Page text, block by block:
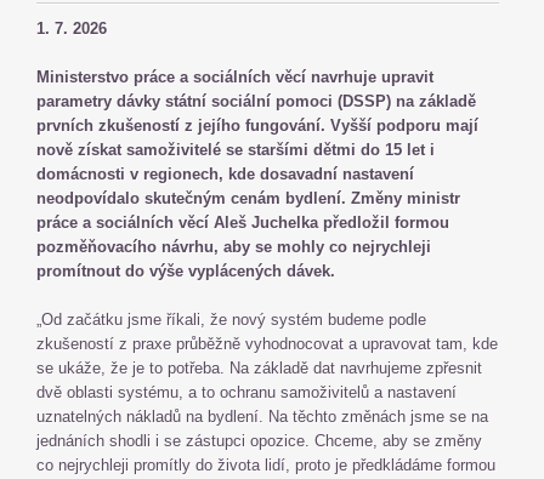
1. 7. 2026
Ministerstvo práce a sociálních věcí navrhuje upravit
parametry dávky státní sociální pomoci (DSSP) na základě
prvních zkušeností z jejího fungování. Vyšší podporu mají
nově získat samoživitelé se staršími dětmi do 15 let i
domácnosti v regionech, kde dosavadní nastavení
neodpovídalo skutečným cenám bydlení. Změny ministr
práce a sociálních věcí Aleš Juchelka předložil formou
pozměňovacího návrhu, aby se mohly co nejrychleji
promítnout do výše vyplácených dávek.
„Od začátku jsme říkali, že nový systém budeme podle
zkušeností z praxe průběžně vyhodnocovat a upravovat tam, kde
se ukáže, že je to potřeba. Na základě dat navrhujeme zpřesnit
dvě oblasti systému, a to ochranu samoživitelů a nastavení
uznatelných nákladů na bydlení. Na těchto změnách jsme se na
jednáních shodli i se zástupci opozice. Chceme, aby se změny
co nejrychleji promítly do života lidí, proto je předkládáme formou